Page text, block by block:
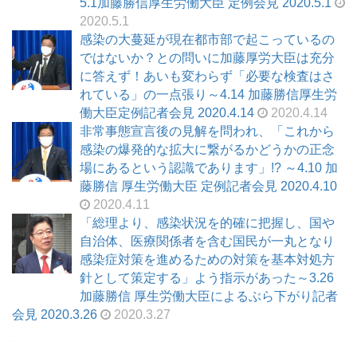
2020.5.1
感染の大蔓延が現在都市部で起こっているの
ではないか？との問いに加藤厚労大臣は充分
に答えず！あいも変わらず「必要な検査はさ
れている」の一点張り～4.14 加藤勝信厚生労
働大臣定例記者会見 2020.4.14
2020.4.14
非常事態宣言後の見解を問われ、「これから
感染の爆発的な拡大に繋がるかどうかの正念
場にあるという認識であります」!? ～4.10 加
藤勝信 厚生労働大臣 定例記者会見 2020.4.10
2020.4.11
「総理より、感染状況を的確に把握し、国や
自治体、医療関係者を含む国民が一丸となり
感染症対策を進めるための対策を基本対処方
針として策定する」よう指示があった～3.26
加藤勝信 厚生労働大臣によるぶら下がり記者
会見 2020.3.26
2020.3.27